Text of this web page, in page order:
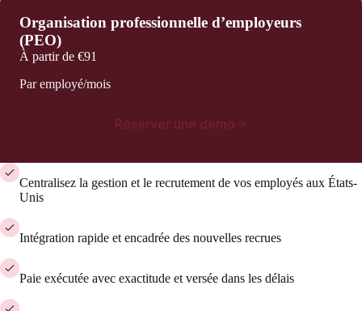
Organisation professionnelle d’employeurs
(PEO)
À partir de €91
Par employé/mois
Réserver une démo
Centralisez la gestion et le recrutement de vos employés aux États-
Unis
Intégration rapide et encadrée des nouvelles recrues
Paie exécutée avec exactitude et versée dans les délais